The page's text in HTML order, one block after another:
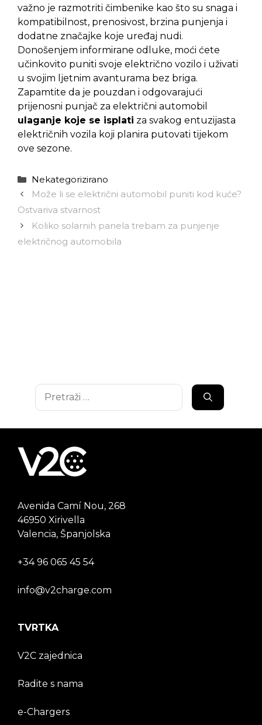
važno je razmotriti čimbenike kao što su snaga i
kompatibilnost, prenosivost, brzina punjenja i
dodatne značajke koje uređaj nudi.
Donošenjem informirane odluke, moći ćete
učinkovito puniti svoje električno vozilo i uživati
u svojim ljetnim avanturama bez briga.
Zapamtite da je pouzdan i odgovarajući
prijenosni punjač za električni automobil
ulaganje koje se isplati za svakog entuzijasta
električnih vozila koji planira putovati tijekom
ove sezone.
Kategorije
Nekategorizirano
Može li se električni automobil puniti kod kuće?
Ostvariva stvarnost
Koliko solarnih panela trebam za punjenje
električnog automobila
Pretraži:
Avenida Camí Nou, 268
46950 Xirivella
Valencia, Španjolska
+34 96 065 45 54
info@v2charge.com
TVRTKA
V2C zajednica
Radite s nama
e-Chargers